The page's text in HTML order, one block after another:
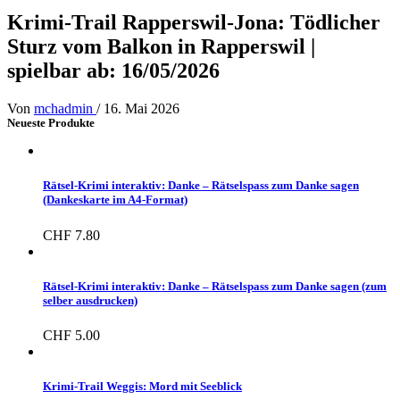
Krimi-Trail Rapperswil-Jona: Tödlicher
Sturz vom Balkon in Rapperswil |
spielbar ab: 16/05/2026
Von mchadmin / 16. Mai 2026
Neueste Produkte
Rätsel-Krimi interaktiv: Danke – Rätselspass zum Danke sagen
(Dankeskarte im A4-Format)
CHF 7.80
Rätsel-Krimi interaktiv: Danke – Rätselspass zum Danke sagen (zum
selber ausdrucken)
CHF 5.00
Krimi-Trail Weggis: Mord mit Seeblick